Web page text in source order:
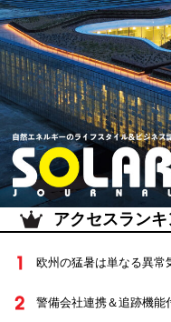
アクセスラン
欧州の猛暑は単なる異常
警備会社連携＆追跡機